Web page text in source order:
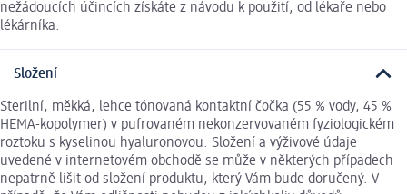
nežádoucích účincích získáte z návodu k použití, od lékaře nebo
lékárníka.
Složení
Sterilní, měkká, lehce tónovaná kontaktní čočka (55 % vody, 45 %
HEMA-kopolymer) v pufrovaném nekonzervovaném fyziologickém
roztoku s kyselinou hyaluronovou. Složení a výživové údaje
uvedené v internetovém obchodě se může v některých případech
nepatrně lišit od složení produktu, který Vám bude doručený. V